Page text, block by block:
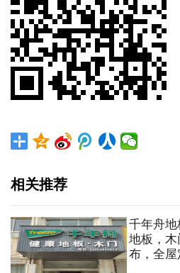
相关推荐
千年舟地
地板，
布，全